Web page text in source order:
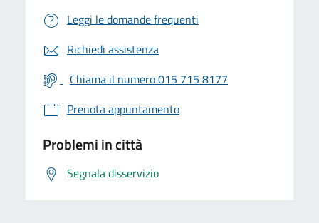
Leggi le domande frequenti
Richiedi assistenza
Chiama il numero 015 715 8177
Prenota appuntamento
Problemi in città
Segnala disservizio